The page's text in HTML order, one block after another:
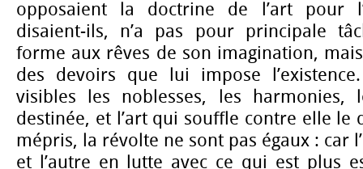
opposaient la doctrine de l’art pour
disaient-ils, n’a pas pour principale
forme aux rêves de son imagination,
des devoirs que lui impose
visibles les noblesses, les harmonies,
destinée, et l’art qui souffle contre elle le
mépris, la révolte ne sont pas égaux : car
et l’autre en lutte avec ce qui est plus